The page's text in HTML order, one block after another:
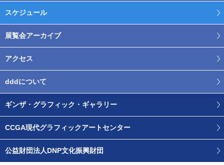
スケジュール
展覧会アーカイブ
アクセス
dddについて
ギンザ・グラフィック・ギャラリー
CCGA現代グラフィックアートセンター
公益財団法人DNP文化振興財団